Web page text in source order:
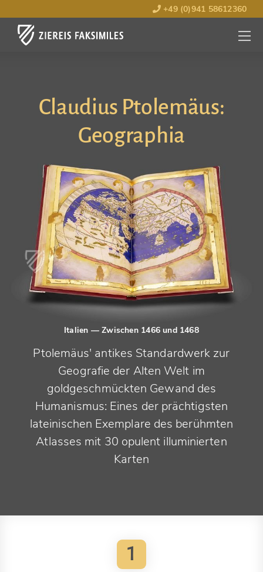
+49 (0)941 58612360
MENÜ
Claudius Ptolemäus:
Geographia
Italien — Zwischen 1466 und 1468
Ptolemäus' antikes Standardwerk zur
Geografie der Alten Welt im
goldgeschmückten Gewand des
Humanismus: Eines der prächtigsten
lateinischen Exemplare des berühmten
Atlasses mit 30 opulent illuminierten
Karten
1